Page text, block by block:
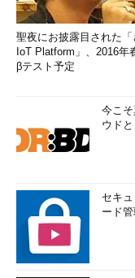
聖夜にお披露目された
IoT Platform」、2016年
βテスト予定
今こ
ウド
セキ
ード管